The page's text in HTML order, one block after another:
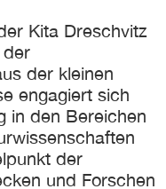
Kita Dreschvitz
der
der kleinen
engagiert sich
in den Bereichen
der
und Forschen